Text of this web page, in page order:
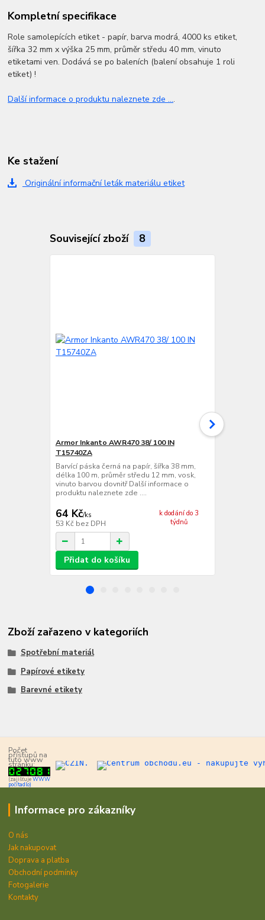
Kompletní specifikace
Role samolepících etiket - papír, barva modrá, 4000 ks etiket,
šířka 32 mm x výška 25 mm, průměr středu 40 mm, vinuto
etiketami ven. Dodává se po baleních (balení obsahuje 1 roli
etiket) !
Další informace o produktu naleznete zde ....
Ke stažení
Originální informační leták materiálu etiket
Související zboží 8
Armor Inkanto AWR470 38/ 100 IN
T15740ZA
Barvící páska černá na papír, šířka 38 mm,
délka 100 m, průměr středu 12 mm, vosk,
vinuto barvou dovnitř Další informace o
produktu naleznete zde ....
64 Kč/ks
53 Kč bez DPH
k dodání do 3
týdnů
Přidat do košíku
Zboží zařazeno v kategoriích
Spotřební materiál
Papírové etikety
Barevné etikety
Počet
přístupů na
tuto www
stránku:
(zajišťujeWWW
počítadlo)
Informace pro zákazníky
O nás
Jak nakupovat
Doprava a platba
Obchodní podmínky
Fotogalerie
Kontakty